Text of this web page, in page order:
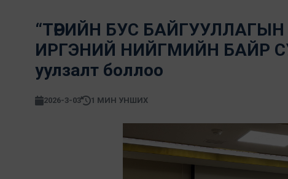
“ТӨРИЙН БУС
ИРГЭНИЙ НИЙГМИЙН БАЙР
уулзалт боллоо
2026-3-03 1 МИН УНШИХ